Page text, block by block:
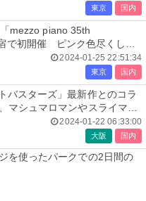
東京 国内
mezzo piano 35th
で初開催 ピンク色尽くしの
2024-01-25 22:51:34
東京 国内
バスターズ」最新作とのコラ
マシュマロマンやスライマー
2024-01-22 06:33:00
大阪 国内
を使ったパークでの2日間の